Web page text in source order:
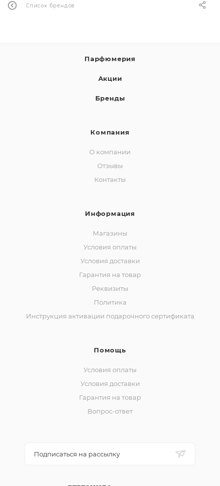
Список брендов
Парфюмерия
Акции
Бренды
Компания
О компании
Отзывы
Контакты
Информация
Магазины
Условия оплаты
Условия доставки
Гарантия на товар
Реквизиты
Политика
Инструкция активации подарочного сертификата
Помощь
Условия оплаты
Условия доставки
Гарантия на товар
Вопрос-ответ
Подписаться на рассылку